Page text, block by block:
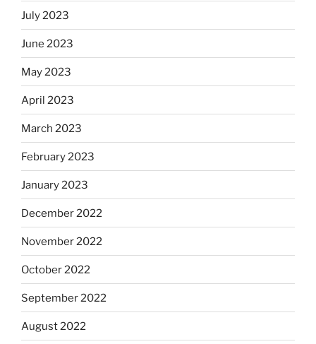
July 2023
June 2023
May 2023
April 2023
March 2023
February 2023
January 2023
December 2022
November 2022
October 2022
September 2022
August 2022